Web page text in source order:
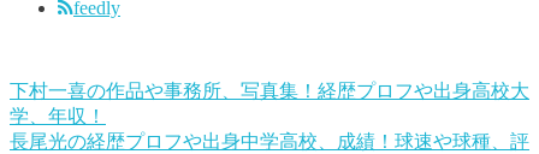
feedly
下村一喜の作品や事務所、写真集！経歴プロフや出身高校大
学、年収！
長尾光の経歴プロフや出身中学高校、成績！球速や球種、評